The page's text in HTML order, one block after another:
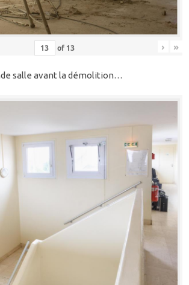
of 13 › »
salle avant la démolition…